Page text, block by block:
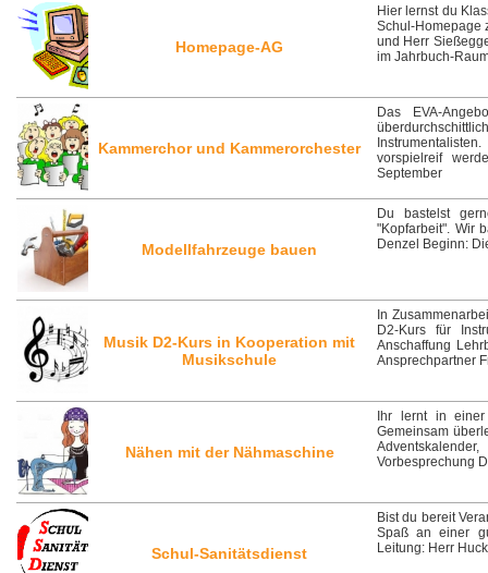
Homepage-AG
Hier lernst du
Schul-Homepage
und Herr
im Jahrbuch-
Kammerchor und Kammerorchester
Das EVA-
vorspielreif
September
Modellfahrzeuge bauen
Du bastelst
"Kopfarbeit". Wir
Denzel Beginn:
Musik D2-Kurs in Kooperation mit
Musikschule
In
D2-Kurs für
Anschaffung
Ansprechpartner
Nähen mit der Nähmaschine
Ihr lernt in einer
Gemeinsam
Vorbesprechung
Schul-Sanitätsdienst
Bist du bereit
Spaß an einer
Leitung: Herr